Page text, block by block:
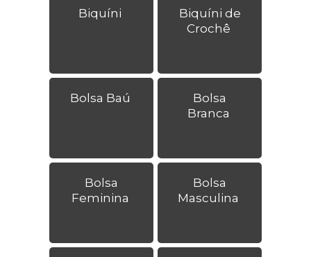
Biquíni
Biquíni de
Crochê
Bolsa Baú
Bolsa
Branca
Bolsa
Feminina
Bolsa
Masculina